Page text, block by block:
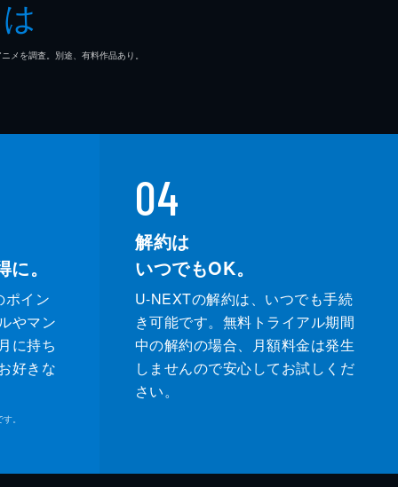
を調査。別途、有料作品あり。
。
ポイン
やマン
に持ち
好きな
。
04
解約は
いつでもOK。
U-NEXTの解約は、いつでも手続
き可能です。無料トライアル期間
中の解約の場合、月額料金は発生
しませんので安心してお試しくだ
さい。